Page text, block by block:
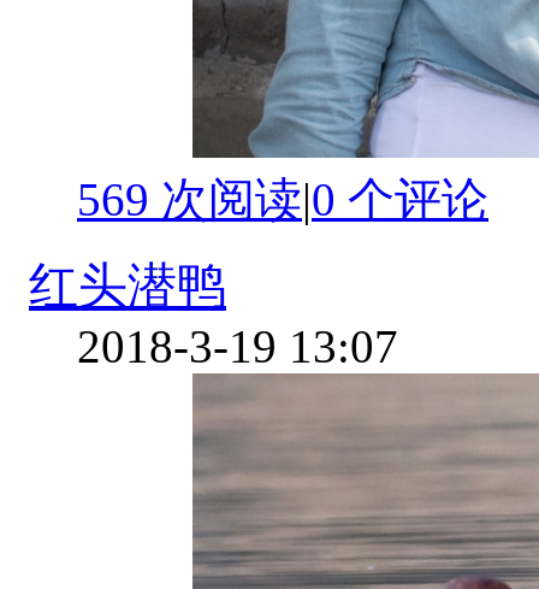
569 次阅读|0 个评论
红头潜鸭
2018-3-19 13:07